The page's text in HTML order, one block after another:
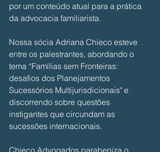
por um conteúdo atual para a prática
da advocacia familiarista.
Nossa sócia Adriana Chieco esteve
entre os palestrantes, abordando o
tema “Famílias sem Fronteiras:
desafios dos Planejamentos
Sucessórios Multijurisdicionais" e
discorrendo sobre questões
instigantes que circundam as
sucessões internacionais.